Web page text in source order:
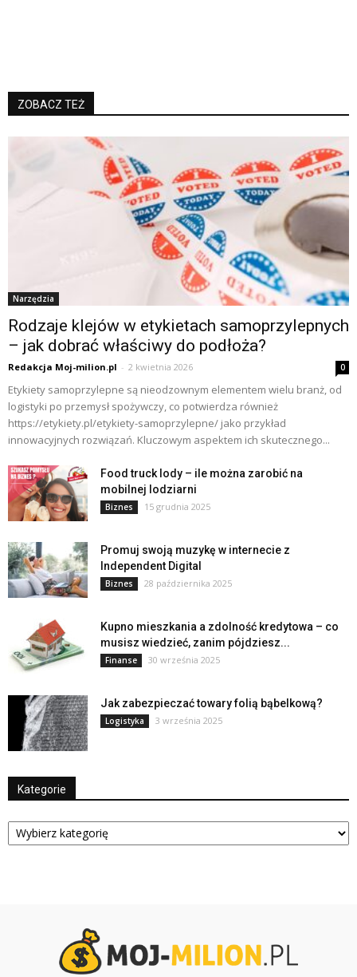
ZOBACZ TEŻ
Narzędzia
Rodzaje klejów w etykietach samoprzylepnych
– jak dobrać właściwy do podłoża?
Redakcja Moj-milion.pl - 2 kwietnia 2026 0
Etykiety samoprzylepne są nieodzownym elementem wielu branż, od
logistyki po przemysł spożywczy, co potwierdza również
https://etykiety.pl/etykiety-samoprzylepne/ jako przykład
innowacyjnych rozwiązań. Kluczowym aspektem ich skutecznego...
Food truck lody – ile można zarobić na
mobilnej lodziarni
Biznes 15 grudnia 2025
Promuj swoją muzykę w internecie z
Independent Digital
Biznes 28 października 2025
Kupno mieszkania a zdolność kredytowa – co
musisz wiedzieć, zanim pójdziesz...
Finanse 30 września 2025
Jak zabezpieczać towary folią bąbelkową?
Logistyka 3 września 2025
Kategorie
Kategorie